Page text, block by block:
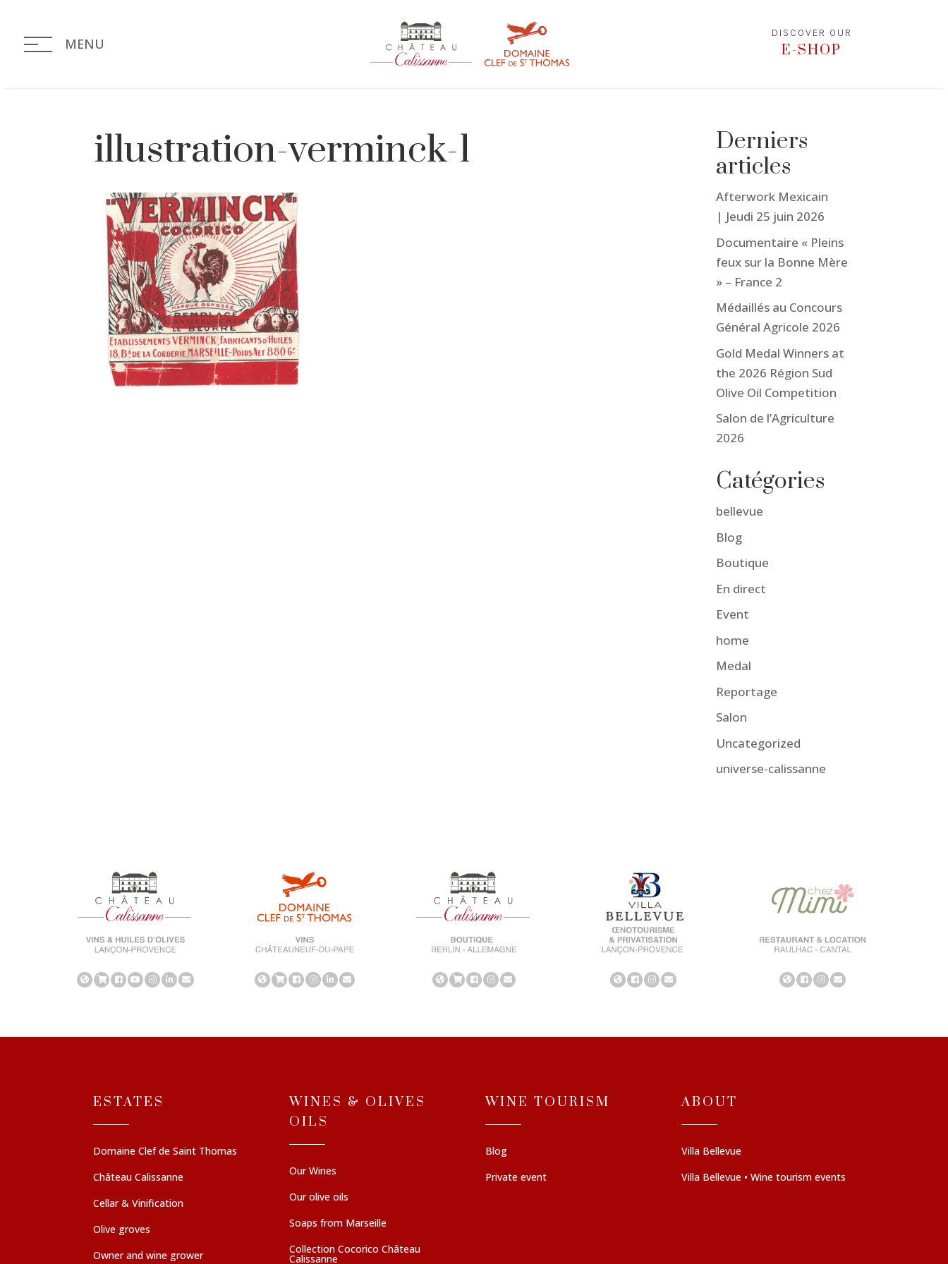
MENU
DISCOVER OUR
E-SHOP
illustration-verminck-1
Derniers
articles
Afterwork Mexicain
| Jeudi 25 juin 2026
Documentaire « Pleins
feux sur la Bonne Mère
» – France 2
Médaillés au Concours
Général Agricole 2026
Gold Medal Winners at
the 2026 Région Sud
Olive Oil Competition
Salon de l’Agriculture
2026
Catégories
bellevue
Blog
Boutique
En direct
Event
home
Medal
Reportage
Salon
Uncategorized
universe-calissanne
ESTATES
Domaine Clef de Saint Thomas
Château Calissanne
Cellar & Vinification
Olive groves
Owner and wine grower
WINES & OLIVES
OILS
Our Wines
Our olive oils
Soaps from Marseille
Collection Cocorico Château
Calissanne
WINE TOURISM
Blog
Private event
ABOUT
Villa Bellevue
Villa Bellevue • Wine tourism events